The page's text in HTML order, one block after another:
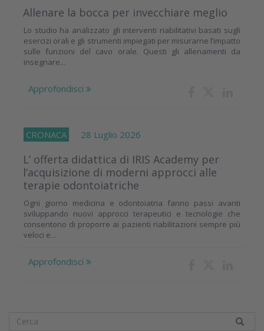
Allenare la bocca per invecchiare meglio
Lo studio ha analizzato gli interventi riabilitativi basati sugli
esercizi orali e gli strumenti impiegati per misurarne l’impatto
sulle funzioni del cavo orale. Questi gli allenamenti da
insegnare...
Approfondisci
CRONACA 28 Luglio 2026
L’ offerta didattica di IRIS Academy per
l’acquisizione di moderni approcci alle
terapie odontoiatriche
Ogni giorno medicina e odontoiatria fanno passi avanti
sviluppando nuovi approcci terapeutici e tecnologie che
consentono di proporre ai pazienti riabilitazioni sempre più
veloci e...
Approfondisci